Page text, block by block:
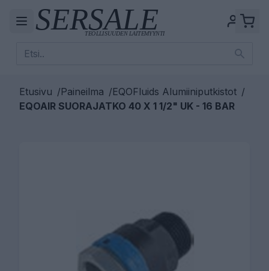
Etusivu /Paineilma /EQOFluids Alumiiniputkistot /
EQOAIR SUORAJATKO 40 X 1 1/2" UK - 16 BAR